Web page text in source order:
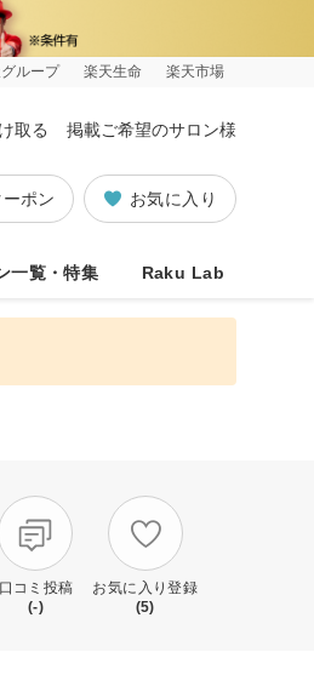
ループ 楽天生命 楽天市場
取る 掲載ご希望のサロン様
お気に入り
ポン
一覧・特集 Raku Lab
口コミ投稿
(-)
お気に入り登録
(5)